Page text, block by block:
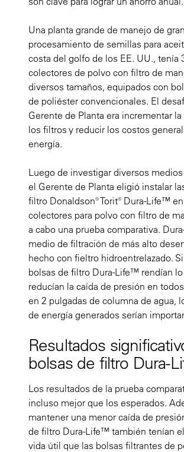
Una planta grande de manejo de
procesamiento de semillas para
costa del golfo de los EE. UU., tenía
colectores de polvo con filtro de
diversos tamaños, equipados con
de poliéster convencionales. El
Gerente de Planta era incrementar
los filtros y reducir los costos
energía.
Luego de investigar diversos
el Gerente de Planta eligió instalar
filtro Donaldson® Torit® Dura-Life™
colectores para polvo con filtro de
a cabo una prueba comparativa.
medio de filtración de más alto
hecho con fieltro hidroentrelazado.
bolsas de filtro Dura-Life™ rendían
reducían la caída de presión en
en 2 pulgadas de columna de agua,
de energía generados serían
Resultados
bolsas de filtro Dura-
Los resultados de la prueba
incluso mejor que los esperados.
mantener una menor caída de
de filtro Dura-Life™ también tenían
vida útil que las bolsas filtrantes de